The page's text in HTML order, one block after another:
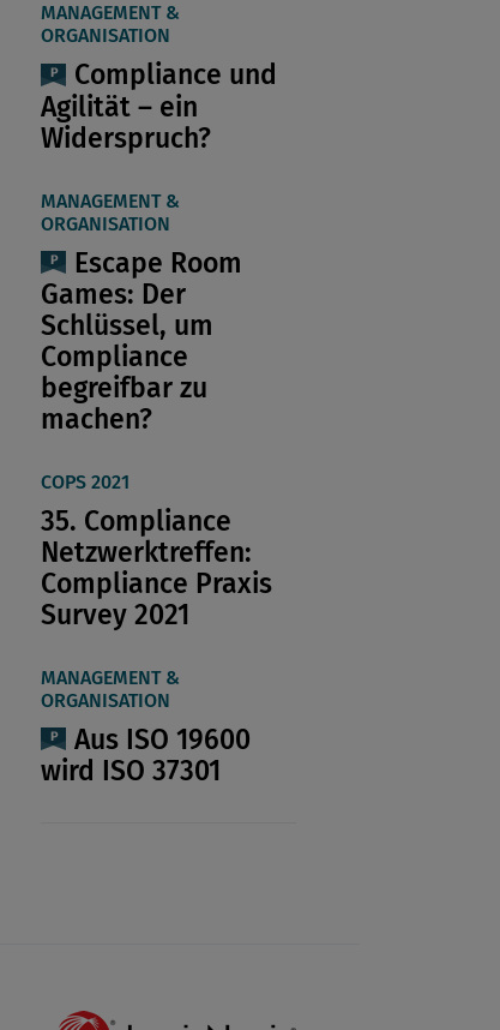
MANAGEMENT &
ORGANISATION
Compliance und
Agilität – ein
Widerspruch?
MANAGEMENT &
ORGANISATION
Escape Room
Games: Der
Schlüssel, um
Compliance
begreifbar zu
machen?
COPS 2021
35. Compliance
Netzwerktreffen:
Compliance Praxis
Survey 2021
MANAGEMENT &
ORGANISATION
Aus ISO 19600
wird ISO 37301